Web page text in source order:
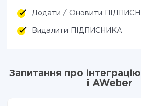
Додати / Оновити
Видалити ПІДПИСНИКА
Запитання про
і AWeber